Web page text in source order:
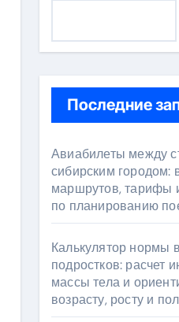
Последние
Авиабилеты между
сибирским городом:
маршрутов, тарифы
по планированию
Калькулятор нормы
подростков: расчет
массы тела и
возрасту, росту и